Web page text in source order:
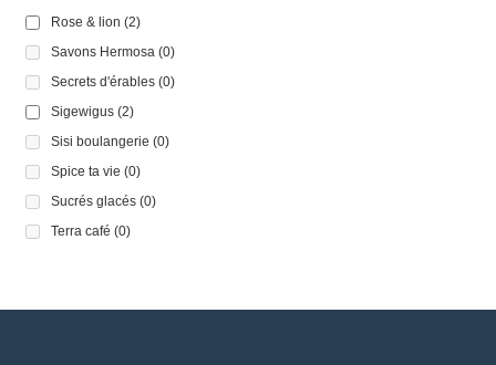
Rose & lion (2)
Savons Hermosa (0)
Secrets d'érables (0)
Sigewigus (2)
Sisi boulangerie (0)
Spice ta vie (0)
Sucrés glacés (0)
Terra café (0)